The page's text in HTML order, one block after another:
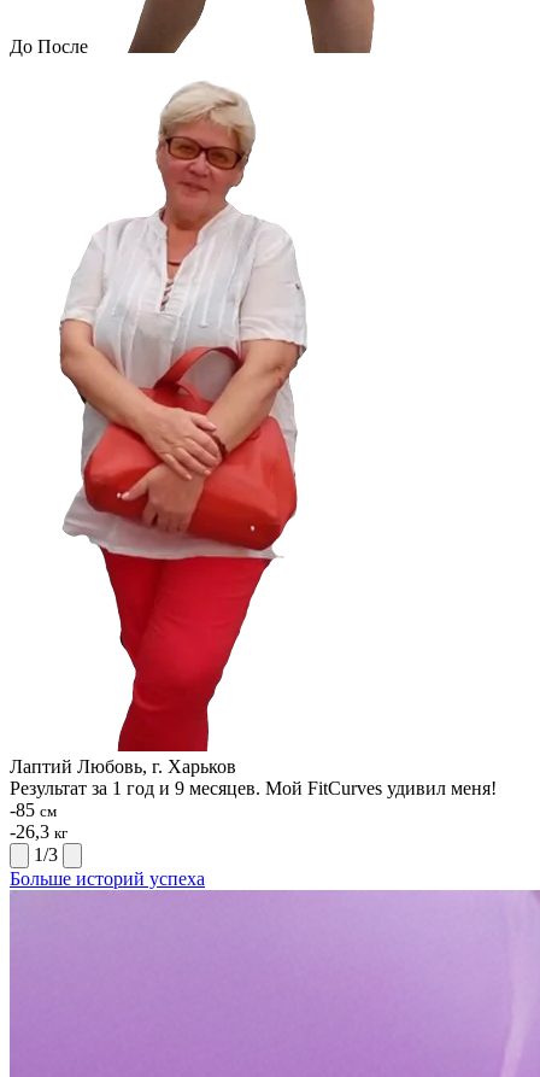
До После
Лаптий Любовь, г. Харьков
Результат за 1 год и 9 месяцев. Мой FitCurves удивил меня!
-85 см
-26,3 кг
1/3
Больше историй успеха